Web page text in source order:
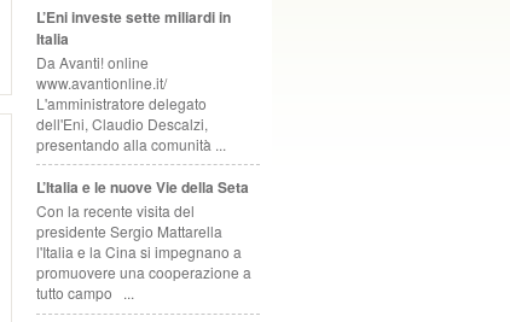
L’Eni investe sette miliardi in
Italia
Da Avanti! online
www.avantionline.it/
L'amministratore delegato
dell'Eni, Claudio Descalzi,
presentando alla comunità ...
L’Italia e le nuove Vie della Seta
Con la recente visita del
presidente Sergio Mattarella
l'Italia e la Cina si impegnano a
promuovere una cooperazione a
tutto campo ...